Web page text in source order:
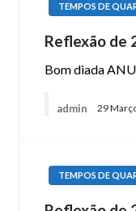
TEMPOS DE
Reflexão de
Bom diada
admin 29
TEMPOS DE